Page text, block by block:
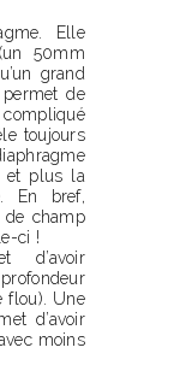
Elle
50mm
grand
permet de
compliqué
toujours
et plus la
En bref,
de champ
ci !
d’avoir
flou). Une
d’avoir
moins